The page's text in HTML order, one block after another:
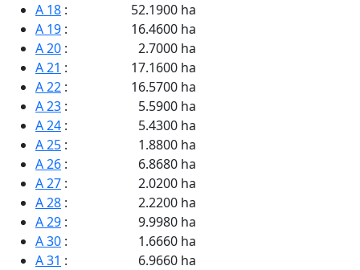
A 18 :
52.1900 ha
A 19 :
16.4600 ha
A 20 :
2.7000 ha
A 21 :
17.1600 ha
A 22 :
16.5700 ha
A 23 :
5.5900 ha
A 24 :
5.4300 ha
A 25 :
1.8800 ha
A 26 :
6.8680 ha
A 27 :
2.0200 ha
A 28 :
2.2200 ha
A 29 :
9.9980 ha
A 30 :
1.6660 ha
A 31 :
6.9660 ha